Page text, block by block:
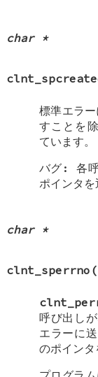
char *
標準エラ
すことを
ています。
バグ: 各呼
ポインタを
char *
clnt_sperrno (
呼び出し
エラーに
のポインタ